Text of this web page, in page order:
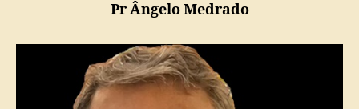
Pr Ângelo Medrado